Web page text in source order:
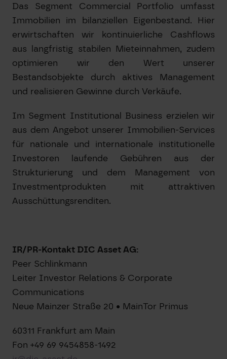
Das Segment Commercial Portfolio umfasst
Immobilien im bilanziellen Eigenbestand. Hier
erwirtschaften wir kontinuierliche Cashflows
aus langfristig stabilen Mieteinnahmen, zudem
optimieren wir den Wert unserer
Bestandsobjekte durch aktives Management
und realisieren Gewinne durch Verkäufe.
Im Segment Institutional Business erzielen wir
aus dem Angebot unserer Immobilien-Services
für nationale und internationale institutionelle
Investoren laufende Gebühren aus der
Strukturierung und dem Management von
Investmentprodukten mit attraktiven
Ausschüttungsrenditen.
IR/PR-Kontakt DIC Asset AG:
Peer Schlinkmann
Leiter Investor Relations & Corporate
Communications
Neue Mainzer Straße 20 • MainTor Primus
60311 Frankfurt am Main
Fon +49 69 9454858-1492